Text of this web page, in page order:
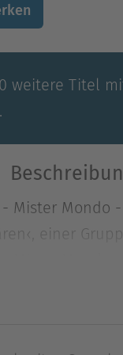
weitere Titel
Mister Mondo
einer
einer